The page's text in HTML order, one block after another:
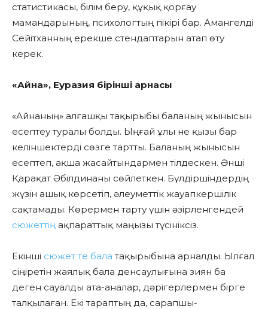
статистикасы, білім беру, құқық қорғау
мамандарының, психологтың пікірі бар. Амангелді
Сейітханның ерекше стендаптарын атап өту
керек.
«Айна», Еуразия бірінші арнасы
«Айнаның» алғашқы тақырыбы баланың жынысын
есептеу туралы болды. Ыңғай ұлы не қызы бар
келіншектерді сөзге тартты. Баланың жынысын
есептеп, ақша жасайтындармен тілдескен. Әнші
Қарақат Әбілдинаны сөйлеткен. Бүлдіршіндердің
жүзін ашық көрсетіп, әлеуметтік жауапкершілік
сақтамады. Көрермен тарту үшін әзірленгендей
сюжеттің ақпараттық маңызы түсініксіз.
Екінші сюжет те бала тақырыбына арналды. Ылғал
сіңіретін жаялық бала денсаулығына зиян ба
деген сауалды ата-аналар, дәрігерлермен бірге
талқылаған. Екі тараптың да, сарапшы-